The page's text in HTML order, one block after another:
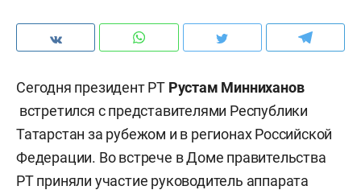
Сегодня президент РТ Рустам Минниханов
встретился с представителями Республики
Татарстан за рубежом и в регионах Российской
Федерации. Во встрече в Доме правительства
РТ приняли участие руководитель аппарата